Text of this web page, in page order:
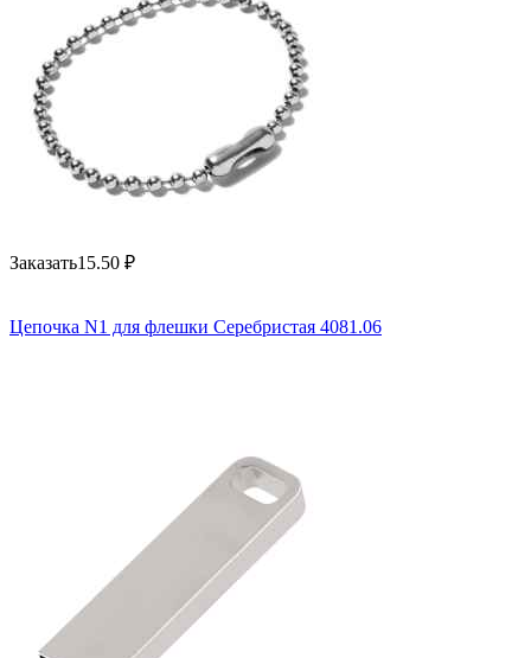
Заказать15.50 ₽
Цепочка N1 для флешки Серебристая 4081.06